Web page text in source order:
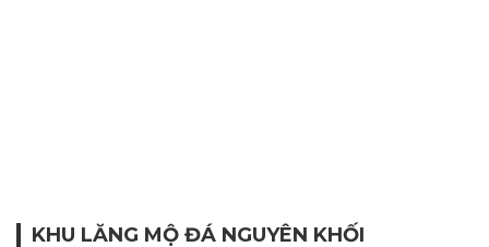
KHU LĂNG MỘ ĐÁ NGUYÊN KHỐI